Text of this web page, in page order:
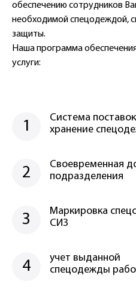
обеспечению сотрудников
необходимой спецодеждой,
защиты.
Наша программа
услуги:
1
Система
хранение
2
Своевременная
подразделения
3
Маркировка
СИЗ
4
учет выданной
спецодежды